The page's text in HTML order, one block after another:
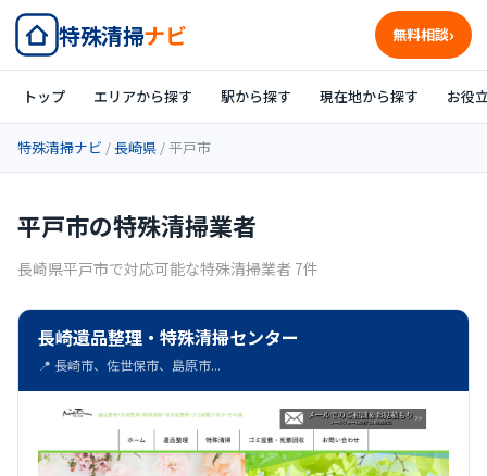
特殊清掃ナビ 無料相談
トップ エリアから探す 駅から探す 現在地から探す お役
特殊清掃ナビ /長崎県 / 平戸市
平戸市の特殊清掃業者
長崎県平戸市で対応可能な特殊清掃業者 7件
長崎遺品整理・特殊清掃センター
📍 長崎市、佐世保市、島原市...